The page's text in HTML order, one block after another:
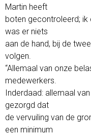
Martin heeft
boten gecontroleerd; ik
was er niets
aan de hand, bij de
volgen.
“Allemaal van onze
medewerkers.
Inderdaad: allemaal
gezorgd dat
de vervuiling van de
een minimum